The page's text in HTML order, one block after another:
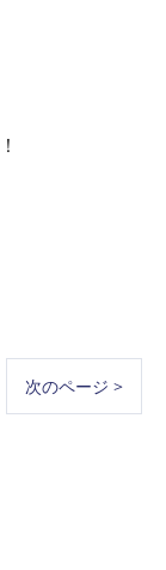
次のページ >